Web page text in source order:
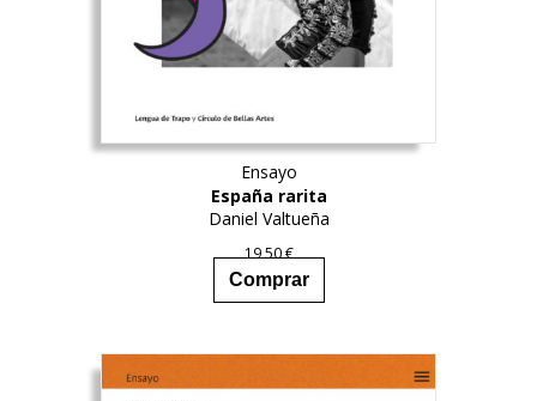
Ensayo
España rarita
Daniel Valtueña
19,50€
Comprar